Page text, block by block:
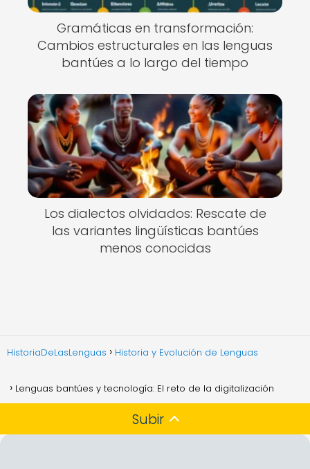
Gramáticas en transformación:
Cambios estructurales en las lenguas
bantúes a lo largo del tiempo
Los dialectos olvidados: Rescate de
las variantes lingüísticas bantúes
menos conocidas
HistoriaDeLasLenguas Historia y Evolución de Lenguas
Lenguas bantúes y tecnología: El reto de la digitalización
Subir